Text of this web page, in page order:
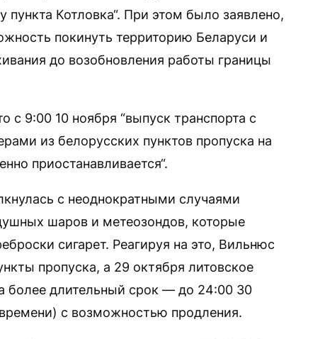
пункта Котловка“. При этом было заявлено,
покинуть территорию Беларуси и
до возобновления работы границы
с 9:00 10 ноября “выпуск транспорта с
из белорусских пунктов пропуска на
приостанавливается“.
с неоднократными случаями
шаров и метеозондов, которые
сигарет. Реагируя на это, Вильнюс
пропуска, а 29 октября литовское
более длительный срок — до 24:00 30
с возможностью продления.